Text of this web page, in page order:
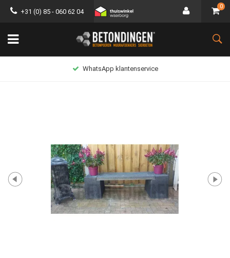
+31 (0) 85 - 060 62 04
0
WhatsApp klantenservice